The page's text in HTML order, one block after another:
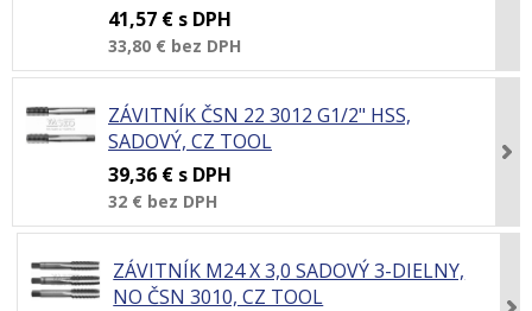
41,57 € s DPH
33,80 € bez DPH
ZÁVITNÍK ČSN 22 3012 G1/2" HSS,
SADOVÝ, CZ TOOL
39,36 € s DPH
32 € bez DPH
ZÁVITNÍK M24 X 3,0 SADOVÝ 3-DIELNY,
NO ČSN 3010, CZ TOOL